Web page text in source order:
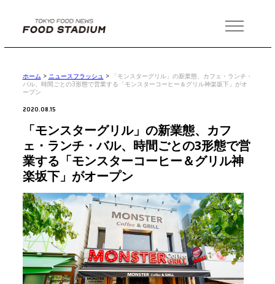
MENU
ホーム > ニュースフラッシュ >
「モンスターグリル」の新業態、カフェ・ランチ・
バル、時間ごとの3形態で営業する「モンスターコーヒー＆グリル神楽坂下」がオ
ープン
2020.08.15
「モンスターグリル」の新業態、カフ
ェ・ランチ・バル、時間ごとの3形態で営
業する「モンスターコーヒー＆グリル神
楽坂下」がオープン